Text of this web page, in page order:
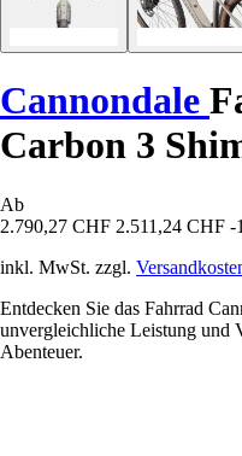
Cannondale
Carbon 3
Ab
2.790,27 CHF 2.511,24 CHF -
inkl. MwSt. zzgl.
Entdecken Sie das Fahrrad
unvergleichliche Leistung und
Abenteuer.